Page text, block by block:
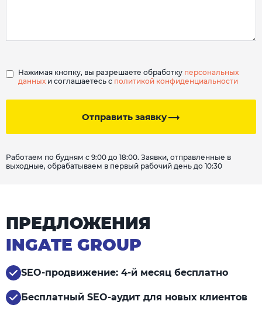
Отправить заявку
Нажимая кнопку, вы разрешаете обработку персональных
данных и соглашаетесь с политикой конфиденциальности
Работаем по будням с 9:00 до 18:00. Заявки, отправленные в
выходные, обрабатываем в первый рабочий день до 10:30
ПРЕДЛОЖЕНИЯ
INGATE GROUP
SEO-продвижение: 4-й месяц бесплатно
Бесплатный SEO-аудит для новых клиентов